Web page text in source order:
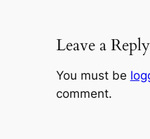
Leave a Reply
You must be
comment.